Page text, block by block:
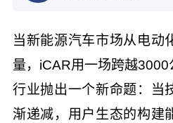
当新能源汽车市场从电动
量，iCAR用一场跨越
行业抛出一个新命题：当
渐递减，用户生态的构建